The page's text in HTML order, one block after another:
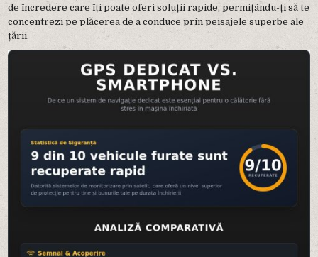
de încredere care îți poate oferi soluții rapide, permițându-ți să te
concentrezi pe plăcerea de a conduce prin peisajele superbe ale
țării.